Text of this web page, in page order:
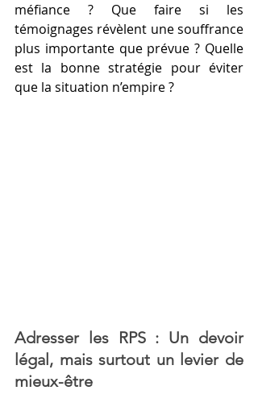
méfiance ? Que faire si les
témoignages révèlent une souffrance
plus importante que prévue ? Quelle
est la bonne stratégie pour éviter
que la situation n’empire ?
Adresser les RPS : Un devoir
légal, mais surtout un levier de
mieux-être